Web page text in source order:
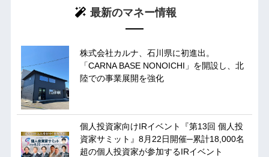
最新のマネー情報
株式会社カルナ、石川県に初進出。
「CARNA BASE NONOICHI」を開設し、北
陸での事業展開を強化
個人投資家向けIRイベント『第13回 個人投
資家サミット』8月22日開催─累計18,000名
超の個人投資家が参加するIRイベント